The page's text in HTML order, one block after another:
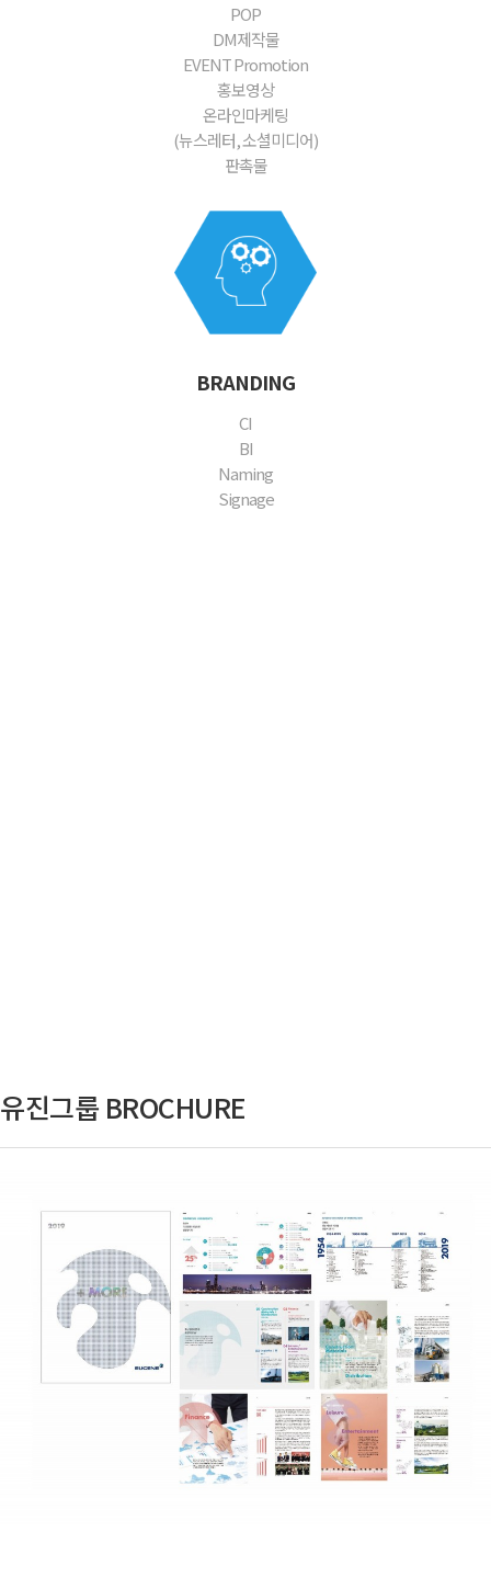
POP
DM제작물
EVENT Promotion
홍보영상
온라인마케팅
(뉴스레터, 소셜미디어)
판촉물
BRANDING
CI
BI
Naming
Signage
유진그룹 BROCHURE